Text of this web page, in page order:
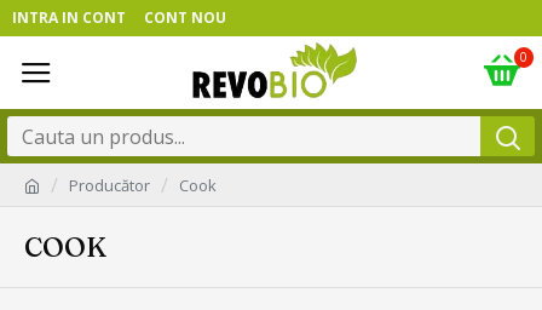
INTRA IN CONT CONT NOU
0
Producător Cook
COOK